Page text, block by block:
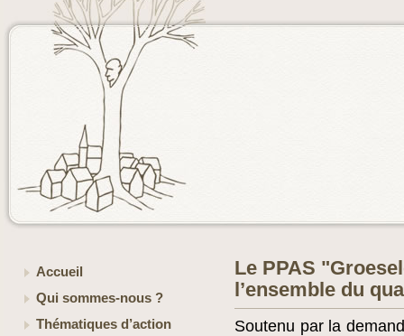
Accueil
Qui sommes-nous ?
Thématiques d’action
Le PPAS
l’ensemble du
Soutenu par la